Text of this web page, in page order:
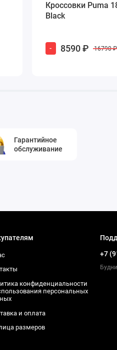
Кроссовки Puma
Black
- 8590 ₽ 16790 ₽
Гарантийное
обслуживание
конфиденциальности
персональных
и оплата
размеров
+7